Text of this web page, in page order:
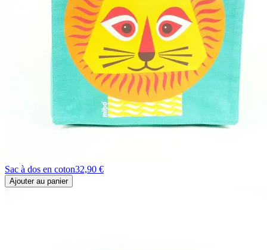
Sac à dos en coton32,90 €
Ajouter au panier